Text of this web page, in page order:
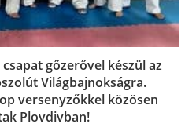
gőzerővel készül az
Világbajnokságra.
versenyzőkkel közösen
Plovdivban!